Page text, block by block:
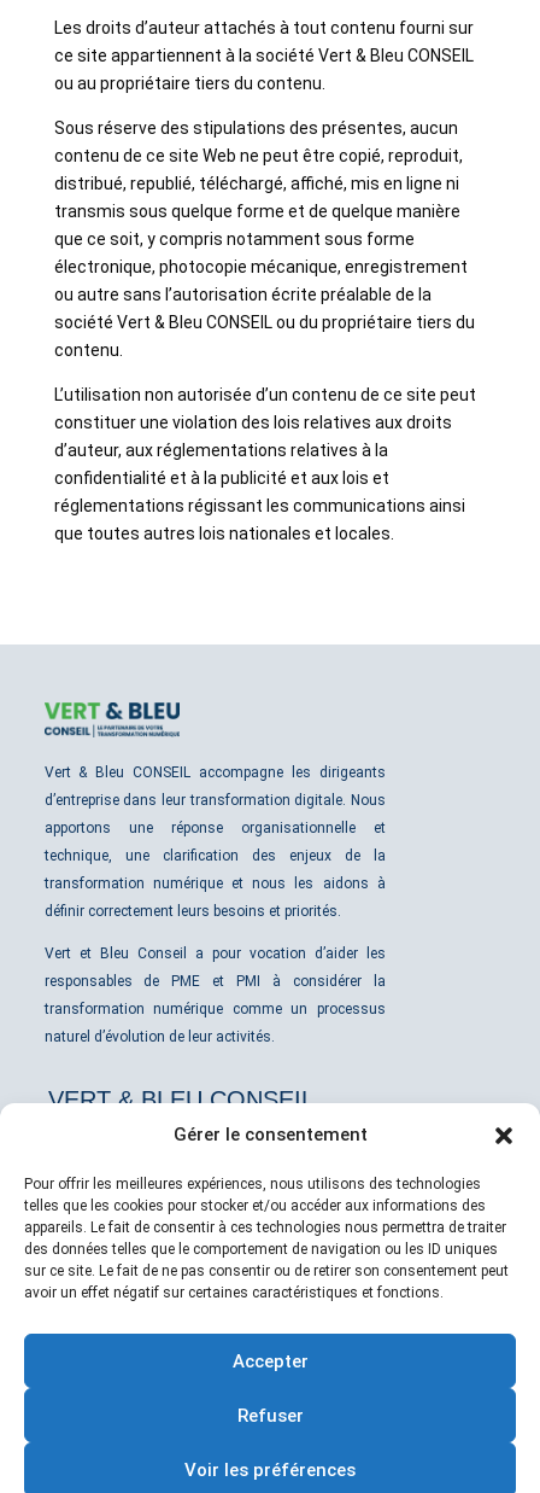
Gérer le consentement
Pour offrir les meilleures expériences, nous utilisons des technologies
telles que les cookies pour stocker et/ou accéder aux informations des
appareils. Le fait de consentir à ces technologies nous permettra de traiter
des données telles que le comportement de navigation ou les ID uniques
sur ce site. Le fait de ne pas consentir ou de retirer son consentement peut
avoir un effet négatif sur certaines caractéristiques et fonctions.
Accepter
Refuser
Voir les préférences
Les droits d’auteur attachés à tout contenu fourni sur
ce site appartiennent à la société Vert & Bleu CONSEIL
ou au propriétaire tiers du contenu.
Sous réserve des stipulations des présentes, aucun
contenu de ce site Web ne peut être copié, reproduit,
distribué, republié, téléchargé, affiché, mis en ligne ni
transmis sous quelque forme et de quelque manière
que ce soit, y compris notamment sous forme
électronique, photocopie mécanique, enregistrement
ou autre sans l’autorisation écrite préalable de la
société Vert & Bleu CONSEIL ou du propriétaire tiers du
contenu.
L’utilisation non autorisée d’un contenu de ce site peut
constituer une violation des lois relatives aux droits
d’auteur, aux réglementations relatives à la
confidentialité et à la publicité et aux lois et
réglementations régissant les communications ainsi
que toutes autres lois nationales et locales.
Vert & Bleu CONSEIL accompagne les dirigeants
d’entreprise dans leur transformation digitale. Nous
apportons une réponse organisationnelle et
technique, une clarification des enjeux de la
transformation numérique et nous les aidons à
définir correctement leurs besoins et priorités.
Vert et Bleu Conseil a pour vocation d’aider les
responsables de PME et PMI à considérer la
transformation numérique comme un processus
naturel d’évolution de leur activités.
VERT & BLEU CONSEIL
Qui sommes-nous ?
Actualités
Mentions légales
NOUS CONTACTER